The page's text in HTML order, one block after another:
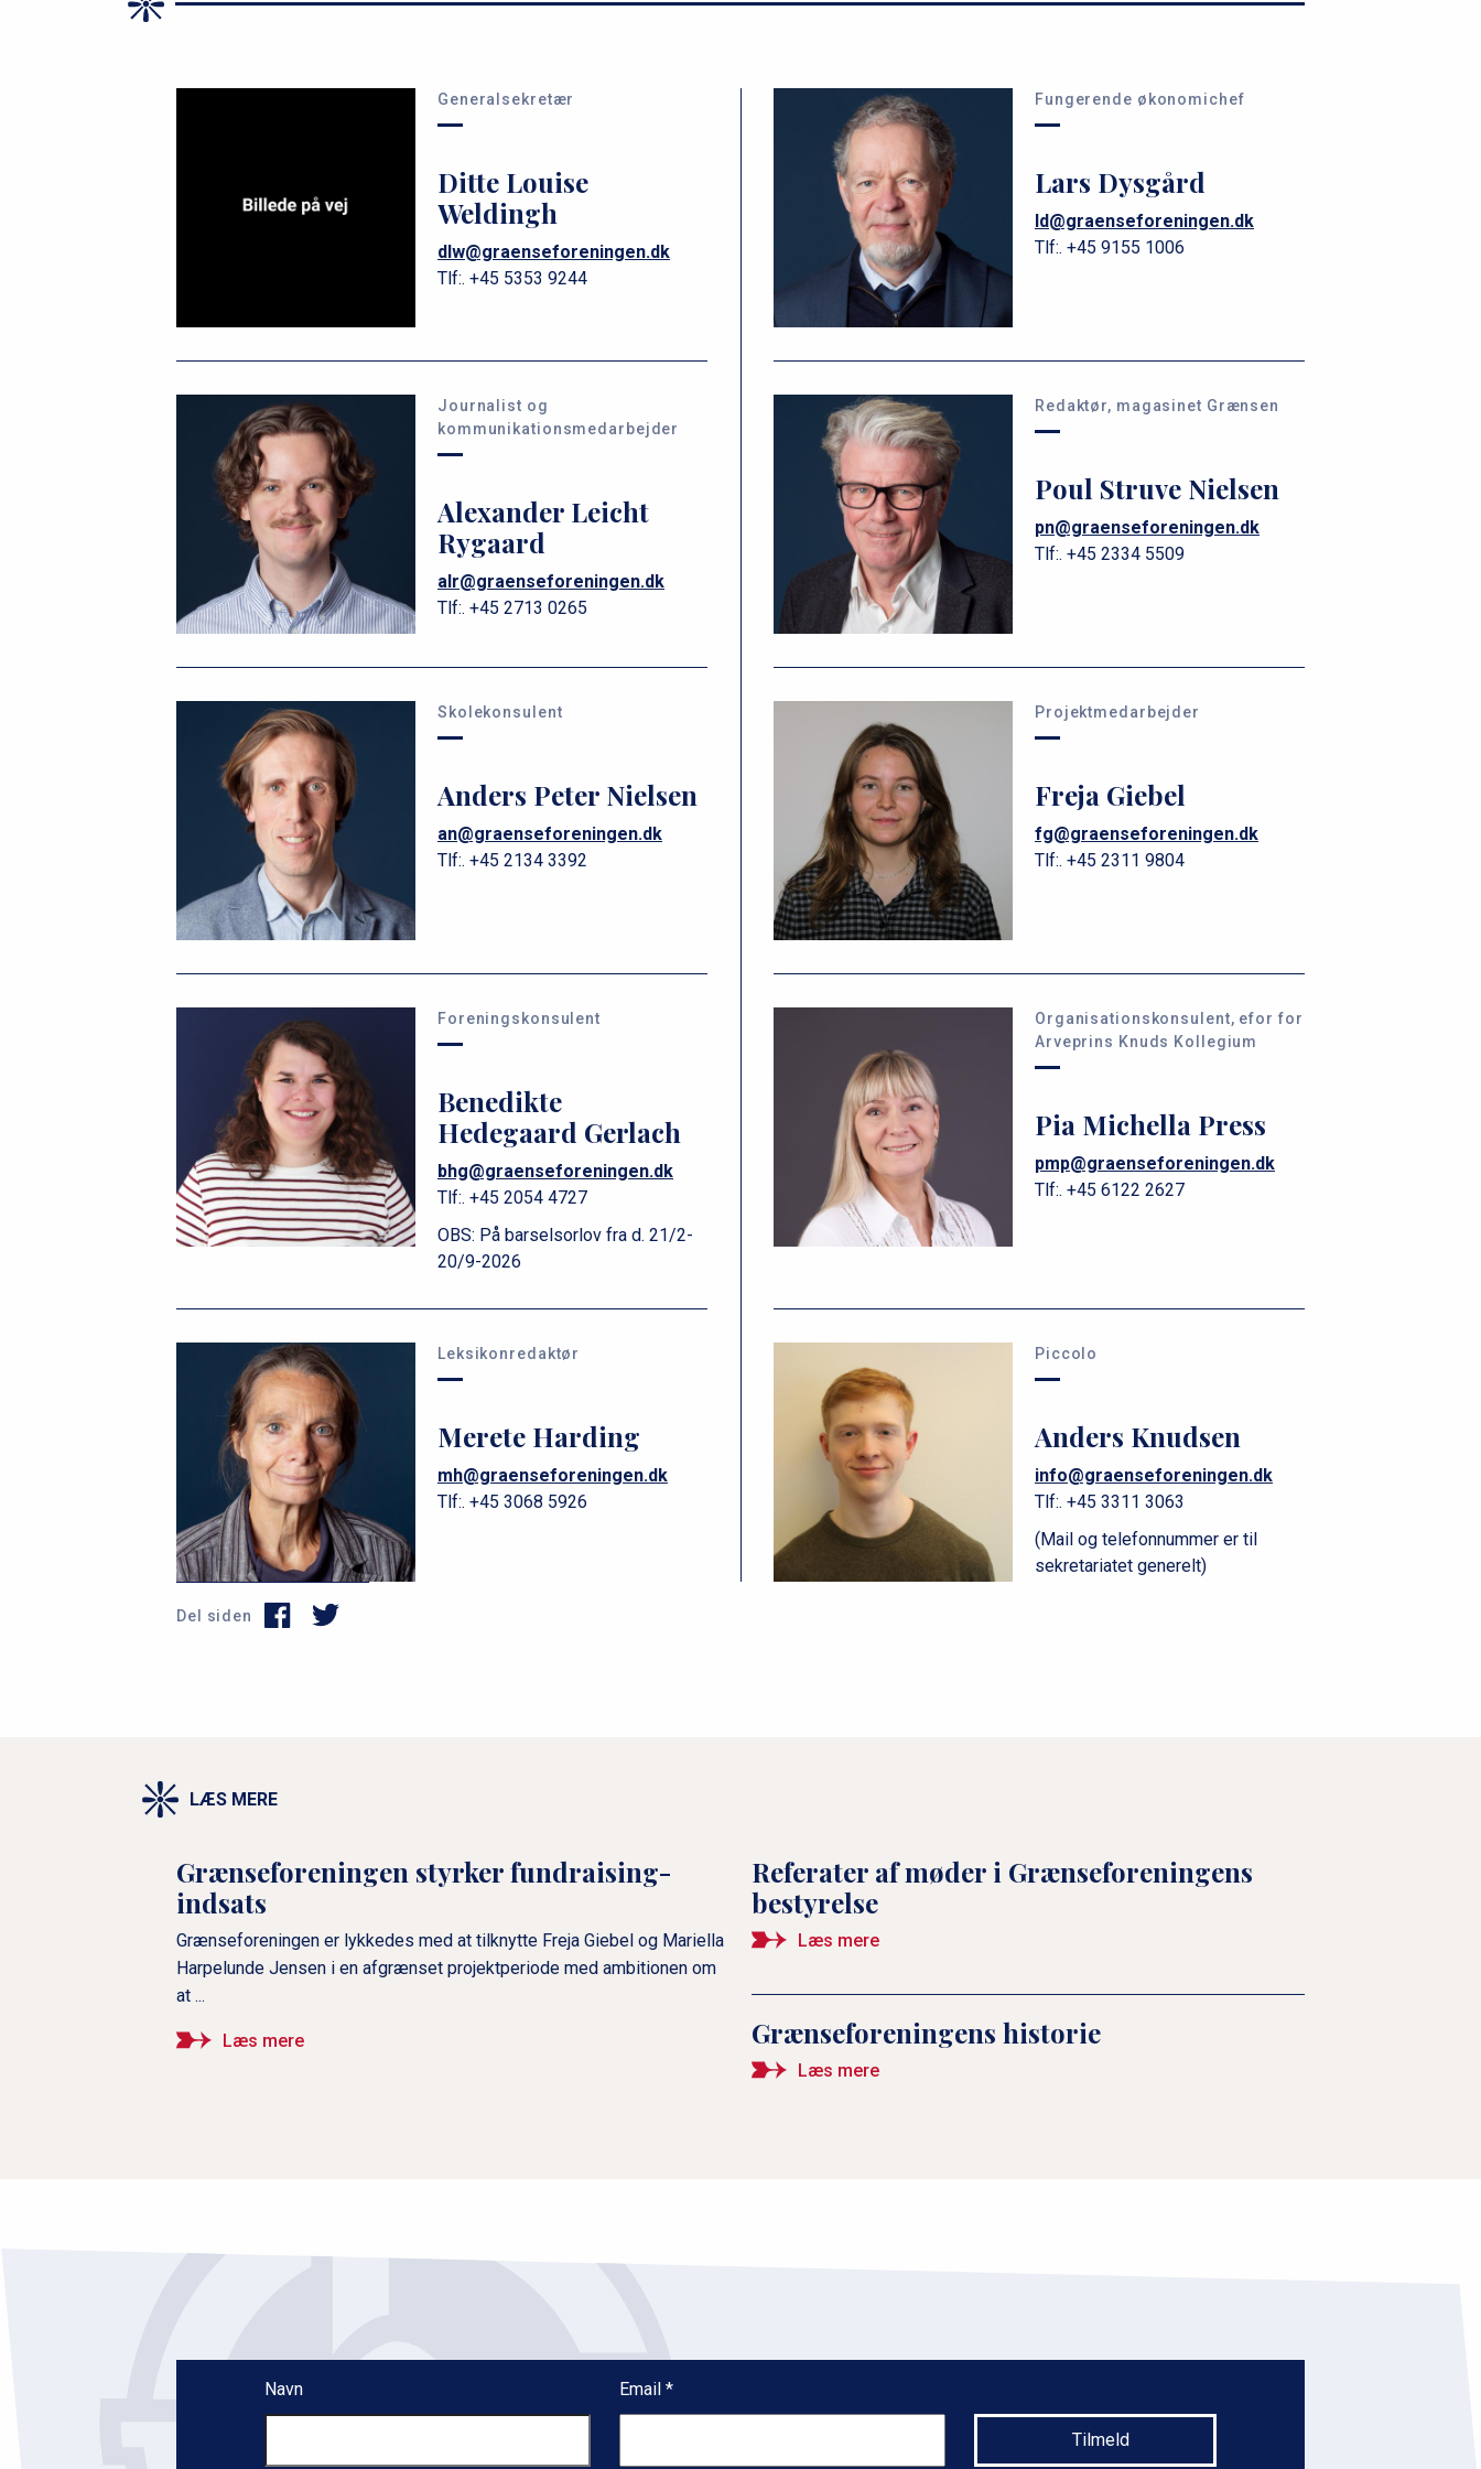
m
Generalsekretær
Ditte Louise
Weldingh
dlw@graenseforeningen.dk
Tlf:. +45 5353 9244
Fungerende økonomichef
Lars Dysgård
ld@graenseforeningen.dk
Tlf:. +45 9155 1006
Journalist og
kommunikationsmedarbejder
Alexander Leicht
Rygaard
alr@graenseforeningen.dk
Tlf:. +45 2713 0265
Redaktør, magasinet Grænsen
Poul Struve Nielsen
pn@graenseforeningen.dk
Tlf:. +45 2334 5509
Skolekonsulent
Anders Peter Nielsen
an@graenseforeningen.dk
Tlf:. +45 2134 3392
Projektmedarbejder
Freja Giebel
fg@graenseforeningen.dk
Tlf:. +45 2311 9804
Foreningskonsulent
Benedikte
Hedegaard Gerlach
bhg@graenseforeningen.dk
Tlf:. +45 2054 4727
OBS: På barselsorlov fra d. 21/2-
20/9-2026
Organisationskonsulent, efor for
Arveprins Knuds Kollegium
Pia Michella Press
pmp@graenseforeningen.dk
Tlf:. +45 6122 2627
Leksikonredaktør
Merete Harding
mh@graenseforeningen.dk
Tlf:. +45 3068 5926
Piccolo
Anders Knudsen
info@graenseforeningen.dk
Tlf:. +45 3311 3063
(Mail og telefonnummer er til
sekretariatet generelt)
Del siden
LÆS MERE
Grænseforeningen styrker fundraising-
indsats
Grænseforeningen er lykkedes med at tilknytte Freja Giebel og Mariella
Harpelunde Jensen i en afgrænset projektperiode med ambitionen om
at ...
Læs mere
Referater af møder i Grænseforeningens
bestyrelse
Læs mere
Grænseforeningens historie
Læs mere
Navn Email